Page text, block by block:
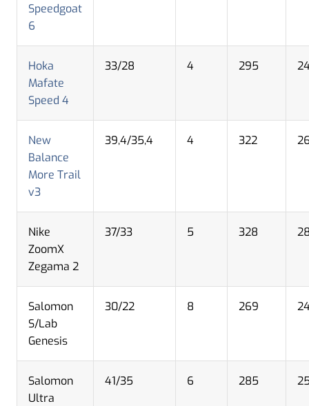
Speedgoat
6
Hoka
Mafate
Speed 4
33/28 4 295
New
Balance
More Trail
v3
39,4/35,4 4 322
Nike
ZoomX
Zegama 2
37/33 5 328
Salomon
S/Lab
Genesis
30/22 8 269
Salomon
Ultra
41/35 6 285